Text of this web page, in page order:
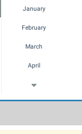
January
February
March
April
May
June